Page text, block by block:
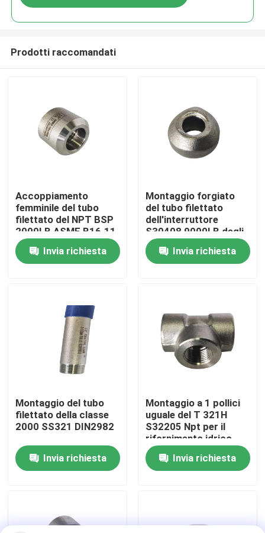
Prodotti
Circa noi
Controllo di qualità
Company News
Accessori per tubi dell'acciaio inossidabile
flangia del tubo dell'acciaio inossidabile
raccordo a T dell'acciaio inossidabile
Prodotti raccomandati
Accoppiamento
femminile del tubo
filettato del NPT BSP
2000LB ASME B16.11
Invia richiesta
Montaggio forgiato
del tubo filettato
dell'interruttore
S30408 9000LB degli
ss
Invia richiesta
Montaggio del tubo
filettato della classe
2000 SS321 DIN2982
Invia richiesta
Montaggio a 1 pollici
uguale del T 321H
S32205 Npt per il
rifornimento idrico
Invia richiesta